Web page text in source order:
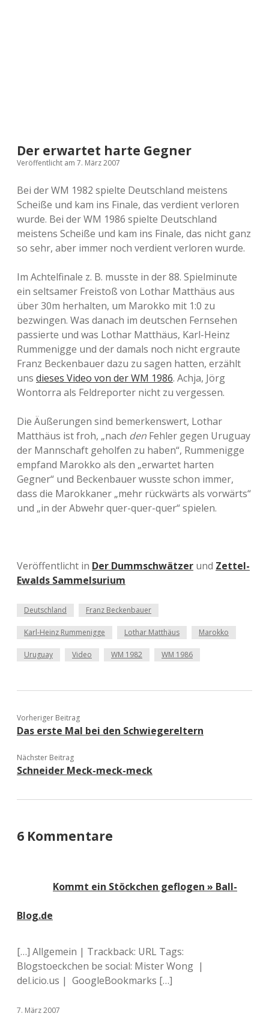
Der erwartet harte Gegner
Veröffentlicht am 7. März 2007
Bei der WM 1982 spielte Deutschland meistens
Scheiße und kam ins Finale, das verdient verloren
wurde. Bei der WM 1986 spielte Deutschland
meistens Scheiße und kam ins Finale, das nicht ganz
so sehr, aber immer noch verdient verloren wurde.
Im Achtelfinale z. B. musste in der 88. Spielminute
ein seltsamer Freistoß von Lothar Matthäus aus
über 30m herhalten, um Marokko mit 1:0 zu
bezwingen. Was danach im deutschen Fernsehen
passierte und was Lothar Matthäus, Karl-Heinz
Rummenigge und der damals noch nicht ergraute
Franz Beckenbauer dazu zu sagen hatten, erzählt
uns dieses Video von der WM 1986. Achja, Jörg
Wontorra als Feldreporter nicht zu vergessen.
Die Äußerungen sind bemerkenswert, Lothar
Matthäus ist froh, „nach den Fehler gegen Uruguay
der Mannschaft geholfen zu haben“, Rummenigge
empfand Marokko als den „erwartet harten
Gegner“ und Beckenbauer wusste schon immer,
dass die Marokkaner „mehr rückwärts als vorwärts“
und „in der Abwehr quer-quer-quer“ spielen.
Veröffentlicht in Der Dummschwätzer und Zettel-
Ewalds Sammelsurium
Deutschland Franz Beckenbauer
Karl-Heinz Rummenigge Lothar Matthäus Marokko
Uruguay Video WM 1982 WM 1986
Vorheriger Beitrag
Das erste Mal bei den Schwiegereltern
Nächster Beitrag
Schneider Meck-meck-meck
6 Kommentare
Kommt ein Stöckchen geflogen » Ball-
Blog.de
[…] Allgemein | Trackback: URL Tags:
Blogstoeckchen be social: Mister Wong |
del.icio.us | GoogleBookmarks […]
7. März 2007